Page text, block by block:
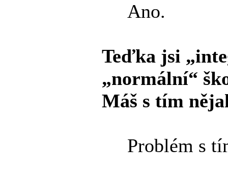
Ano.
Teďka jsi
„normální“
Máš s tím
Problém s